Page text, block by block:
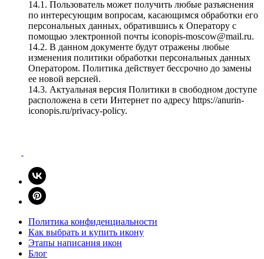
14.1. Пользователь может получить любые разъяснения
по интересующим вопросам, касающимся обработки его
персональных данных, обратившись к Оператору с
помощью электронной почты iconopis-moscow@mail.ru.
14.2. В данном документе будут отражены любые
изменения политики обработки персональных данных
Оператором. Политика действует бессрочно до замены
ее новой версией.
14.3. Актуальная версия Политики в свободном доступе
расположена в сети Интернет по адресу https://anurin-
iconopis.ru/privacy-policy.
Политика конфиденциальности
Как выбрать и купить икону
Этапы написания икон
Блог